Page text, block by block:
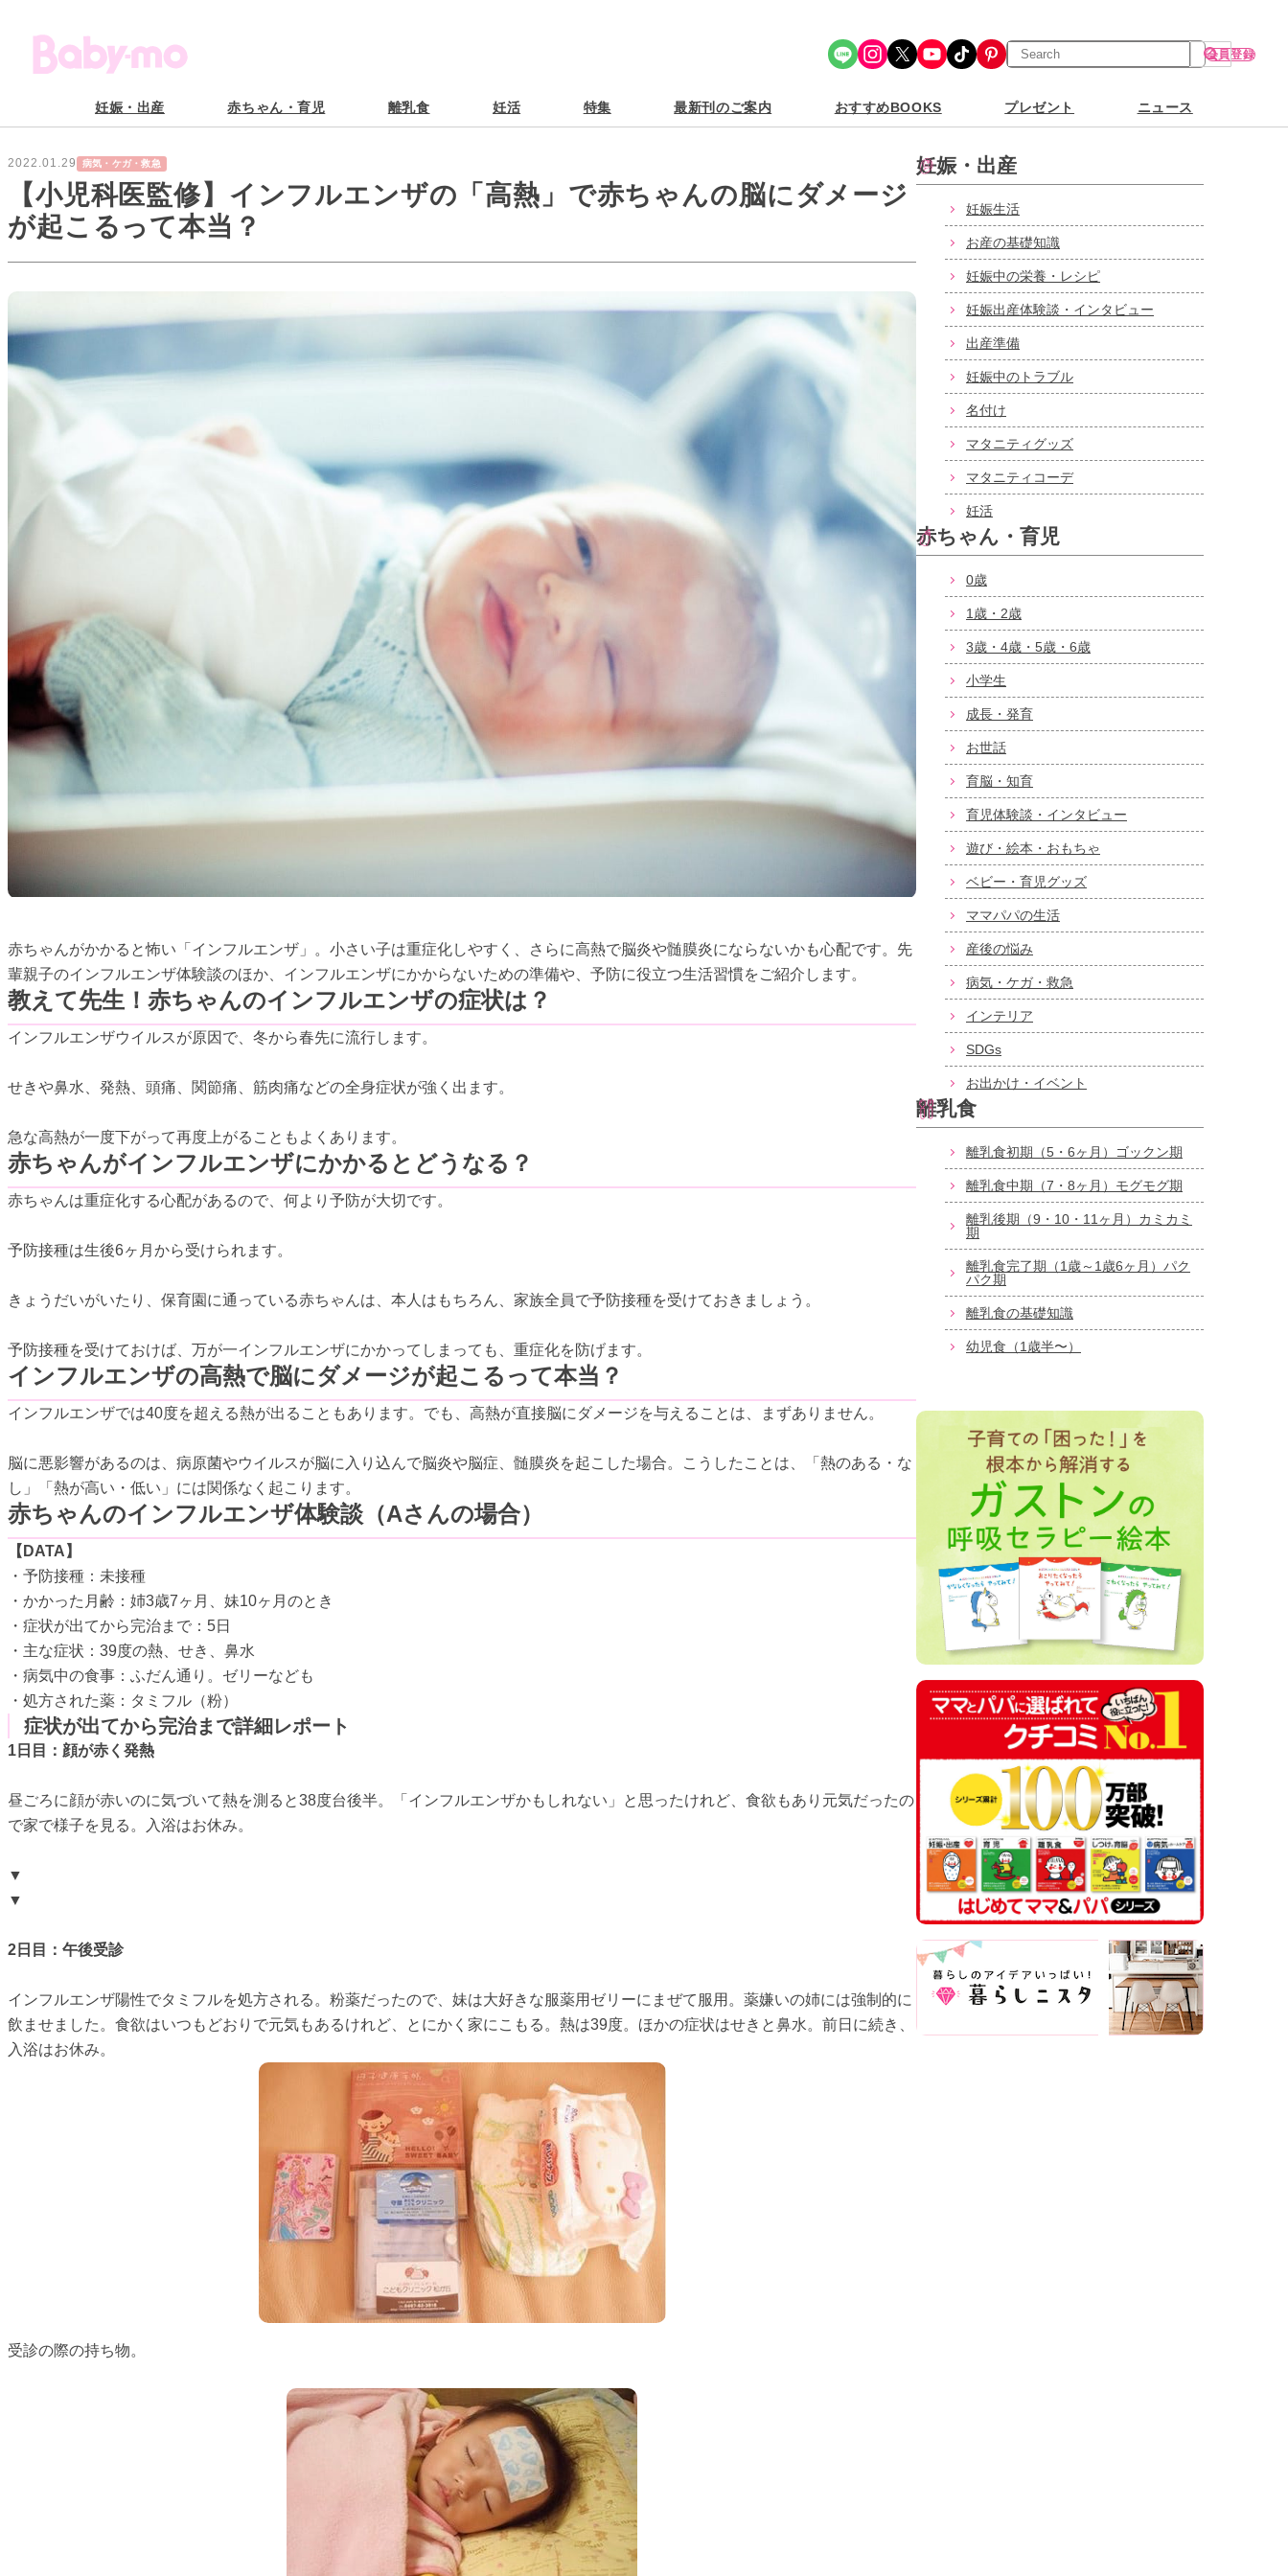
Share Icon Instagram X YouTube TikTok Pinterest
検
索
会員登録
妊娠・出産 赤ちゃん・育児 離乳食 妊活 特集 最新刊のご案内 おすすめBOOKS プレゼント ニュース
2022.01.29 病気・ケガ・救急
【小児科医監修】インフルエンザの「高熱」で赤ちゃんの脳にダメージ
が起こるって本当？
赤ちゃんがかかると怖い「インフルエンザ」。小さい子は重症化しやすく、さらに高熱で脳炎や髄膜炎にならないかも心配です。先
輩親子のインフルエンザ体験談のほか、インフルエンザにかからないための準備や、予防に役立つ生活習慣をご紹介します。
教えて先生！赤ちゃんのインフルエンザの症状は？
インフルエンザウイルスが原因で、冬から春先に流行します。
せきや鼻水、発熱、頭痛、関節痛、筋肉痛などの全身症状が強く出ます。
急な高熱が一度下がって再度上がることもよくあります。
赤ちゃんがインフルエンザにかかるとどうなる？
赤ちゃんは重症化する心配があるので、何より予防が大切です。
予防接種は生後6ヶ月から受けられます。
きょうだいがいたり、保育園に通っている赤ちゃんは、本人はもちろん、家族全員で予防接種を受けておきましょう。
予防接種を受けておけば、万が一インフルエンザにかかってしまっても、重症化を防げます。
インフルエンザの高熱で脳にダメージが起こるって本当？
インフルエンザでは40度を超える熱が出ることもあります。でも、高熱が直接脳にダメージを与えることは、まずありません。
脳に悪影響があるのは、病原菌やウイルスが脳に入り込んで脳炎や脳症、髄膜炎を起こした場合。こうしたことは、「熱のある・な
し」「熱が高い・低い」には関係なく起こります。
赤ちゃんのインフルエンザ体験談（Aさんの場合）
【DATA】
・予防接種：未接種
・かかった月齢：姉3歳7ヶ月、妹10ヶ月のとき
・症状が出てから完治まで：5日
・主な症状：39度の熱、せき、鼻水
・病気中の食事：ふだん通り。ゼリーなども
・処方された薬：タミフル（粉）
症状が出てから完治まで詳細レポート
1日目：顔が赤く発熱
昼ごろに顔が赤いのに気づいて熱を測ると38度台後半。「インフルエンザかもしれない」と思ったけれど、食欲もあり元気だったの
で家で様子を見る。入浴はお休み。
▼
▼
2日目：午後受診
インフルエンザ陽性でタミフルを処方される。粉薬だったので、妹は大好きな服薬用ゼリーにまぜて服用。薬嫌いの姉には強制的に
飲ませました。食欲はいつもどおりで元気もあるけれど、とにかく家にこもる。熱は39度。ほかの症状はせきと鼻水。前日に続き、
入浴はお休み。
受診の際の持ち物。
妊娠・出産
妊娠生活
お産の基礎知識
妊娠中の栄養・レシピ
妊娠出産体験談・インタビュー
出産準備
妊娠中のトラブル
名付け
マタニティグッズ
マタニティコーデ
妊活
赤ちゃん・育児
0歳
1歳・2歳
3歳・4歳・5歳・6歳
小学生
成長・発育
お世話
育脳・知育
育児体験談・インタビュー
遊び・絵本・おもちゃ
ベビー・育児グッズ
ママパパの生活
産後の悩み
病気・ケガ・救急
インテリア
SDGs
お出かけ・イベント
離乳食
離乳食初期（5・6ヶ月）ゴックン期
離乳食中期（7・8ヶ月）モグモグ期
離乳後期（9・10・11ヶ月）カミカミ
期
離乳食完了期（1歳～1歳6ヶ月）パク
パク期
離乳食の基礎知識
幼児食（1歳半〜）